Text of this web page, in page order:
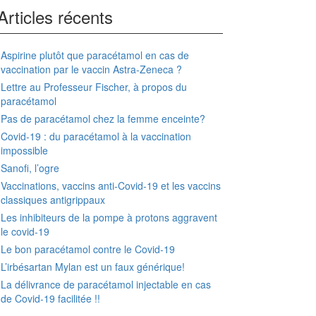
récents
Aspirine plutôt que paracétamol en cas de
vaccination par le vaccin Astra-Zeneca ?
Lettre au Professeur Fischer, à propos du
paracétamol
Pas de paracétamol chez la femme enceinte?
Covid-19 : du paracétamol à la vaccination
impossible
Sanofi, l’ogre
Vaccinations, vaccins anti-Covid-19 et les vaccins
classiques antigrippaux
Les inhibiteurs de la pompe à protons aggravent
le covid-19
Le bon paracétamol contre le Covid-19
L’irbésartan Mylan est un faux générique!
La délivrance de paracétamol injectable en cas
de Covid-19 facilitée !!